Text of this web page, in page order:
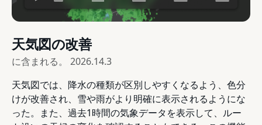
天気図の改善
に含まれる。 2026.14.3
天気図では、降水の種類が区別しやすくなるよう、色分
けが改善され、雪や雨がより明確に表示されるようにな
った。また、過去1時間の気象データを表示して、ルー